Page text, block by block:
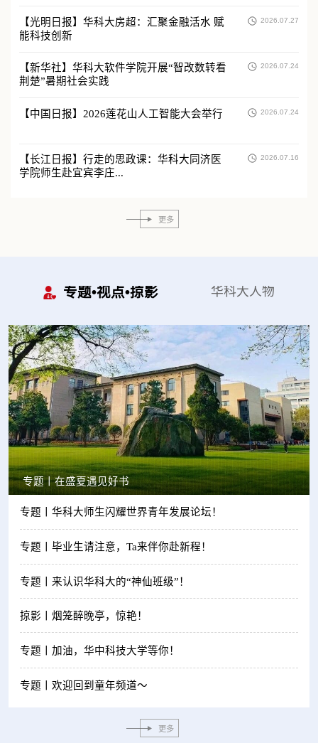
【光明日报】华科大房超：汇聚金融活水 赋
能科技创新
2026.07.27
【新华社】华科大软件学院开展“智改数转看
荆楚”暑期社会实践
2026.07.24
【中国日报】2026莲花山人工智能大会举行 2026.07.24
【长江日报】行走的思政课：华科大同济医
学院师生赴宜宾李庄...
2026.07.16
更多
专题•视点•掠影 华科大人物
专题丨在盛夏遇见好书
专题丨华科大师生闪耀世界青年发展论坛！
专题丨毕业生请注意，Ta来伴你赴新程！
专题丨来认识华科大的“神仙班级”！
掠影丨烟笼醉晚亭，惊艳！
专题丨加油，华中科技大学等你！
专题丨欢迎回到童年频道～
更多